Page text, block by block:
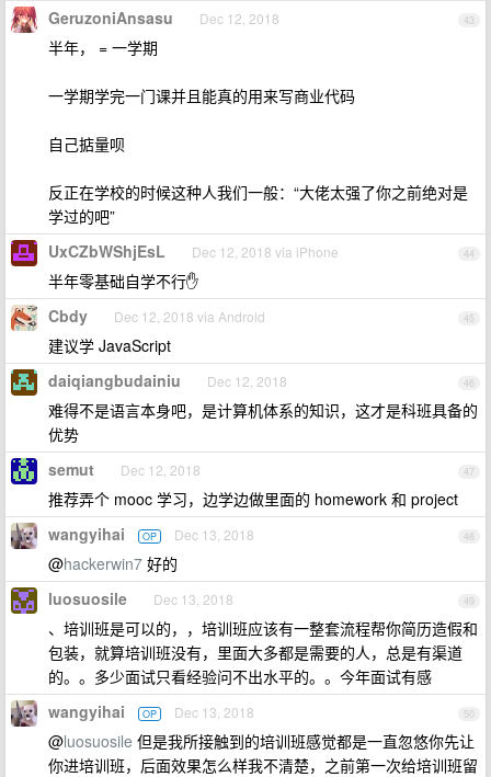
43
GeruzoniAnsasu Dec 12, 2018
半年， = 一学期
一学期学完一门课并且能真的用来写商业代码
自己掂量呗
反正在学校的时候这种人我们一般：“大佬太强了你之前绝对是
学过的吧”
44
UxCZbWShjEsL Dec 12, 2018 via iPhone
半年零基础自学不行✋
45
Cbdy Dec 12, 2018 via Android
建议学 JavaScript
46
daiqiangbudainiu Dec 12, 2018
难得不是语言本身吧，是计算机体系的知识，这才是科班具备的
优势
47
semut Dec 12, 2018
推荐弄个 mooc 学习，边学边做里面的 homework 和 project
48
wangyihai OP Dec 13, 2018
@hackerwin7 好的
49
luosuosile Dec 13, 2018
、培训班是可以的，，培训班应该有一整套流程帮你简历造假和
包装，就算培训班没有，里面大多都是需要的人，总是有渠道
的。。多少面试只看经验问不出水平的。。今年面试有感
50
wangyihai OP Dec 13, 2018
@luosuosile 但是我所接触到的培训班感觉都是一直忽悠你先让
你进培训班，后面效果怎么样我不清楚，之前第一次给培训班留